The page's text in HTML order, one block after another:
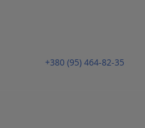
+380 (95) 464-82-35